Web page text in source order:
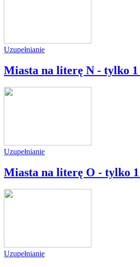
Uzupełnianie
Miasta na literę N - tylko 1
Uzupełnianie
Miasta na literę O - tylko 1
Uzupełnianie